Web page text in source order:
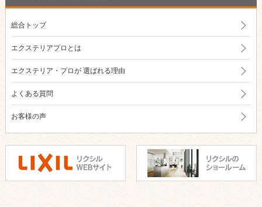
総合トップ
エクステリアプロとは
エクステリア・プロが選ばれる理由
よくある質問
お客様の声